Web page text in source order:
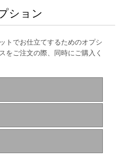
ション
トでお仕立てするためのオプシ
をご注文の際、同時にご購入く